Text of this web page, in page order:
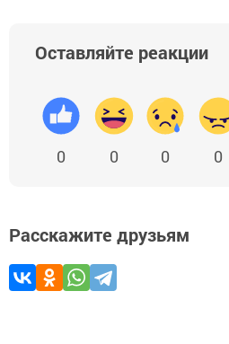
Оставляйте реакции
0 0 0 0
Расскажите друзьям